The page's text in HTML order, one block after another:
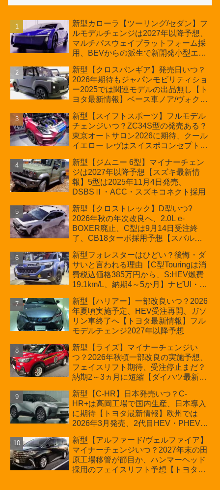
新型カローラ【ツーリング/セダン】フ
ルモデルチェンジは2027年以降予想、
マルチパスウェイプラットフォーム採
用、BEVからの派生で新開発小型エン
の採用は無しか【トヨタ最新情報】60
周年記念車発売
新型【クロスバンギア】発売日いつ？
2026年期待もジャパンモビリティショ
ー2025では関連モデルの出品無し【ト
ヨタ最新情報】ベース車ノア/ヴォクシ
ほか「コア」と「ツール」、デリカ
D:5対抗のクロスオーバーSUVミニバ
ン
新型【スイフトスポーツ】フルモデル
チェンジいつ？ZC34S型の発売ある？
東京オートサロン2026に期待、クール
イエロー レヴはスイスポコンセプト
プが争点【スズキ最新情報】特別仕様
車「ZC33S Final Edition」終了
新型【ジムニー 6型】マイナーチェン
ジは2027年以降予想【スズキ最新情
報】5型は2025年11月4日発売、
DSBSⅡ・ACC・スズキコネクト採用
新型【クロストレック】D型いつ?
2026年秋の年次改良へ、2.0L e-
BOXER廃止、C型は9月14日受注終
了、CB18ターボ採用予想【スバル最
新型フォレスターはひどい？後悔・ダ
サいと言われる理由【C型Touringは消
費税込価格385万円から、S:HEV燃費
19.1km/L、納期4～5か月】ナビUI・冬
カーオブザイヤーとJNCAP大賞受賞後
も残る注意点
新型【ハリアー】一部改良いつ？2026
年夏頃実施予定、HEV受注再開、ガソ
リン車終了へ【トヨタ最新情報】フル
モデルチェンジ2027年以降予想
新型【ライズ】マイナーチェンジい
つ？2026年秋頃一部改良の実施予想、
フェイスリフト期待、受注停止まだ？
納期2～3ヵ月に短縮【ダイハツ最新情
180.07～244.2万円、値上げ約8～10万
円、法規対応、ハイブリッド4WD追加
まだ、フルモデルチェンジはトヨタが
介入か
新型【C-HR】日本発売いつ？C-
HR+は高岡工場で国内生産、日本導入
に期待【トヨタ最新情報】欧州では
2026年3月発売、2代目HEV・PHEVは
新型【アルファード/ヴェルファイア】
マイナーチェンジいつ？2027年末の田
原工場移管が節目か、ハンマーヘッド
採用のフェイスリフト予想【トヨタ最